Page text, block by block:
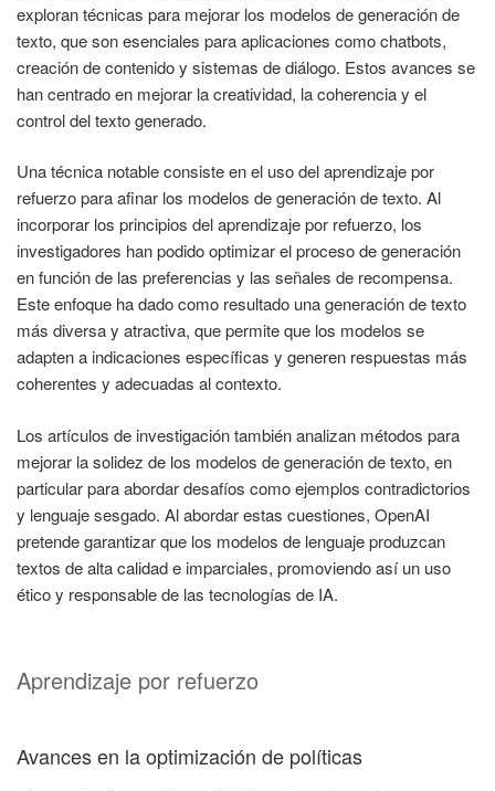
exploran técnicas para mejorar los modelos de generación de
texto, que son esenciales para aplicaciones como chatbots,
creación de contenido y sistemas de diálogo. Estos avances se
han centrado en mejorar la creatividad, la coherencia y el
control del texto generado.
Una técnica notable consiste en el uso del aprendizaje por
refuerzo para afinar los modelos de generación de texto. Al
incorporar los principios del aprendizaje por refuerzo, los
investigadores han podido optimizar el proceso de generación
en función de las preferencias y las señales de recompensa.
Este enfoque ha dado como resultado una generación de texto
más diversa y atractiva, que permite que los modelos se
adapten a indicaciones específicas y generen respuestas más
coherentes y adecuadas al contexto.
Los artículos de investigación también analizan métodos para
mejorar la solidez de los modelos de generación de texto, en
particular para abordar desafíos como ejemplos contradictorios
y lenguaje sesgado. Al abordar estas cuestiones, OpenAI
pretende garantizar que los modelos de lenguaje produzcan
textos de alta calidad e imparciales, promoviendo así un uso
ético y responsable de las tecnologías de IA.
Aprendizaje por refuerzo
Avances en la optimización de políticas